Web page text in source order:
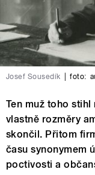
Josef Sousedík foto:
Ten muž toho
vlastně rozměry
skončil. Přitom
času synonymem
poctivosti a